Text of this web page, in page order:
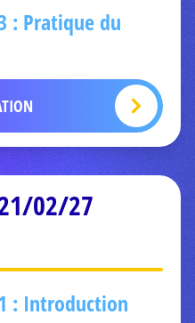
: Pratique du
02/27
: Introduction